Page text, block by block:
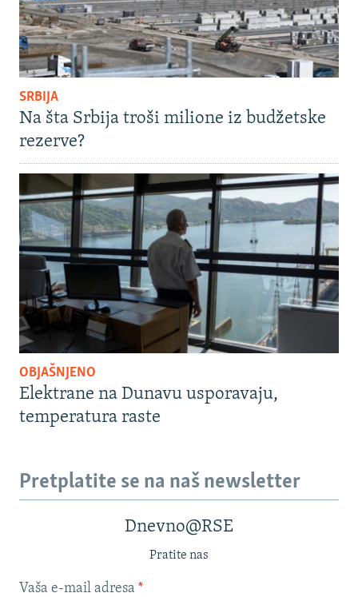
SRBIJA
Na šta Srbija troši milione iz budžetske
rezerve?
OBJAŠNJENO
Elektrane na Dunavu usporavaju,
temperatura raste
Pretplatite se na naš newsletter
Dnevno@RSE
Pratite nas
Vaša e-mail adresa *